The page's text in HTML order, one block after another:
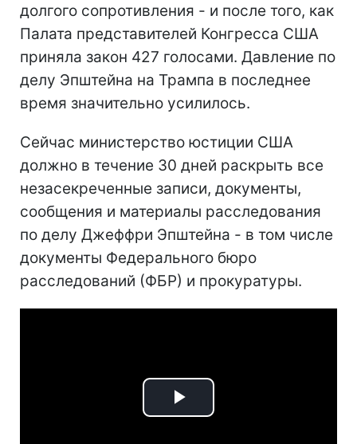
долгого сопротивления - и после того, как
Палата представителей Конгресса США
приняла закон 427 голосами. Давление по
делу Эпштейна на Трампа в последнее
время значительно усилилось.
Сейчас министерство юстиции США
должно в течение 30 дней раскрыть все
незасекреченные записи, документы,
сообщения и материалы расследования
по делу Джеффри Эпштейна - в том числе
документы Федерального бюро
расследований (ФБР) и прокуратуры.
Play